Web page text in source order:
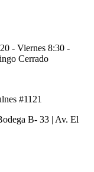
- Viernes 8:30 -
Cerrado
#1121
B- 33 | Av. El